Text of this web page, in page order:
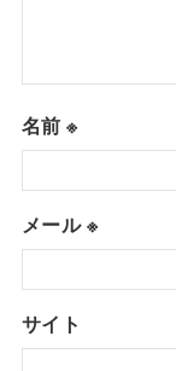
名前※
メール※
サイト